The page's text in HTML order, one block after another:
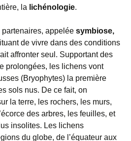
la lichénologie.
partenaires, appelée symbiose,
de vivre dans des conditions
affronter seul. Supportant des
prolongées, les lichens vont
(Bryophytes) la première
sols nus. De ce fait, on
la terre, les rochers, les murs,
des arbres, les feuilles, et
insolites. Les lichens
du globe, de l’équateur aux